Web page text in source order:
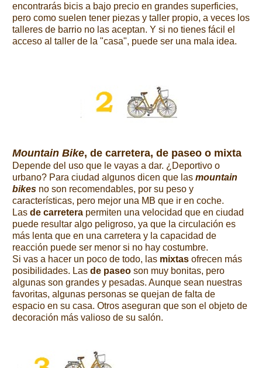
encontrarás bicis a bajo precio en grandes superficies,
pero como suelen tener piezas y taller propio, a veces los
talleres de barrio no las aceptan. Y si no tienes fácil el
acceso al taller de la "casa", puede ser una mala idea.
Mountain Bike, de carretera, de paseo o mixta
Depende del uso que le vayas a dar. ¿Deportivo o
urbano? Para ciudad algunos dicen que las mountain
bikes no son recomendables, por su peso y
características, pero mejor una MB que ir en coche.
Las de carretera permiten una velocidad que en ciudad
puede resultar algo peligroso, ya que la circulación es
más lenta que en una carretera y la capacidad de
reacción puede ser menor si no hay costumbre.
Si vas a hacer un poco de todo, las mixtas ofrecen más
posibilidades. Las de paseo son muy bonitas, pero
algunas son grandes y pesadas. Aunque sean nuestras
favoritas, algunas personas se quejan de falta de
espacio en su casa. Otros aseguran que son el objeto de
decoración más valioso de su salón.